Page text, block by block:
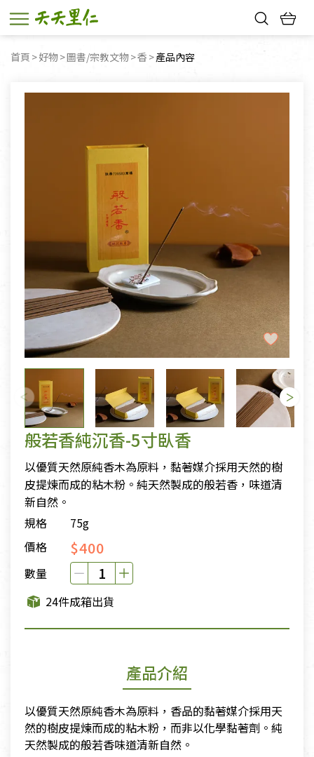
首頁 好物 圖書/宗教文物 香 目前頁面：
產品內容
般若香純沉香-5寸臥香
以優質天然原純香木為原料，黏著媒介採用天然的樹
皮提煉而成的粘木粉。純天然製成的般若香，味道清
新自然。
規格
75g
價格
$400
數量
24件成箱出貨
產品介紹
以優質天然原純香木為原料，香品的黏著媒介採用天
然的樹皮提煉而成的粘木粉，而非以化學黏著劑。純
天然製成的般若香味道清新自然。